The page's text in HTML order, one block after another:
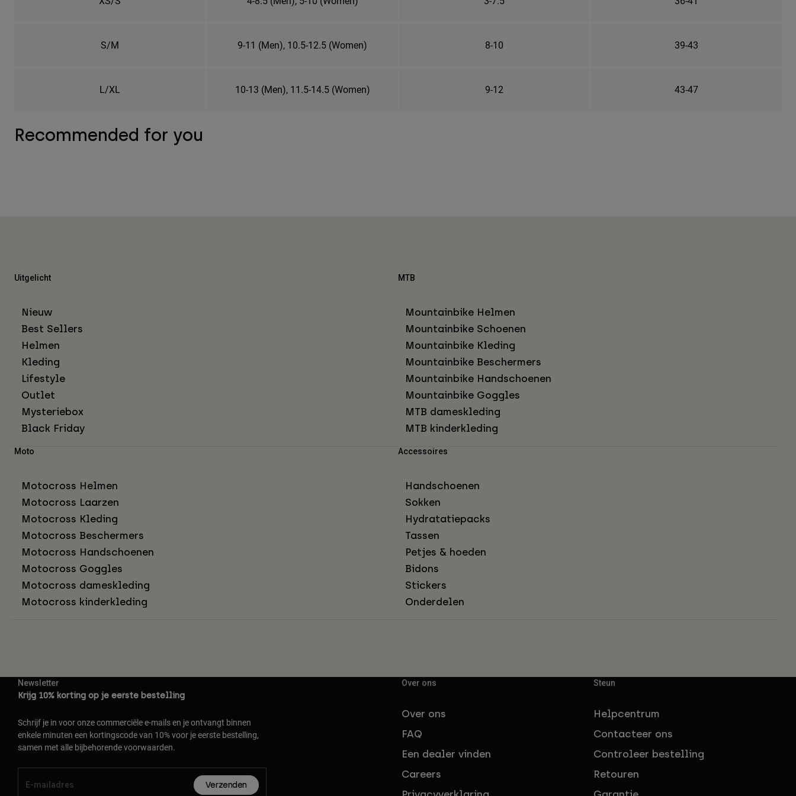
S/M 9-11 (Men), 10.5-12.5 (Women) 8-10 39-43
L/XL 10-13 (Men), 11.5-14.5 (Women) 9-12 43-47
Recommended for you
Uitgelicht
Nieuw
Best Sellers
Helmen
Kleding
Lifestyle
Outlet
Mysteriebox
Black Friday
MTB
Mountainbike Helmen
Mountainbike Schoenen
Mountainbike Kleding
Mountainbike Beschermers
Mountainbike Handschoenen
Mountainbike Goggles
MTB dameskleding
MTB kinderkleding
Moto
Motocross Helmen
Motocross Laarzen
Motocross Kleding
Motocross Beschermers
Motocross Handschoenen
Motocross Goggles
Motocross dameskleding
Motocross kinderkleding
Accessoires
Handschoenen
Sokken
Hydratatiepacks
Tassen
Petjes & hoeden
Bidons
Stickers
Onderdelen
Newsletter
Krijg 10% korting op je eerste bestelling
Schrijf je in voor onze commerciële e-mails en je ontvangt binnen
enkele minuten een kortingscode van 10% voor je eerste bestelling,
samen met alle bijbehorende voorwaarden.
Verzenden
Over ons
Over ons
FAQ
Een dealer vinden
Careers
Steun
Helpcentrum
Contacteer ons
Controleer bestelling
Retouren